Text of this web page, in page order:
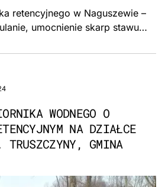
retencyjnego w Naguszewie –
umocnienie skarp stawu
WODNEGO O
NA DZIAŁCE
GMINA